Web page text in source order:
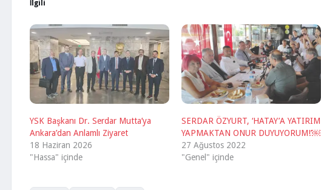
İlgili
YSK Başkanı Dr. Serdar Mutta’ya
Ankara’dan Anlamlı Ziyaret
18 Haziran 2026
"Hassa" içinde
SERDAR ÖZYURT, ‘HATAY’A YATIRIM
YAPMAKTAN ONUR DUYUYORUM!’￼
27 Ağustos 2022
"Genel" içinde